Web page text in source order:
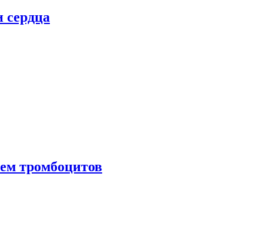
тромбоцитов